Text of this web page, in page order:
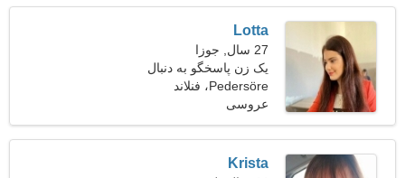
Lotta
27 سال, جوزا
یک زن پاسخگو به دنبال
دوستان
Pedersöre، فنلاند
عروسی
Krista